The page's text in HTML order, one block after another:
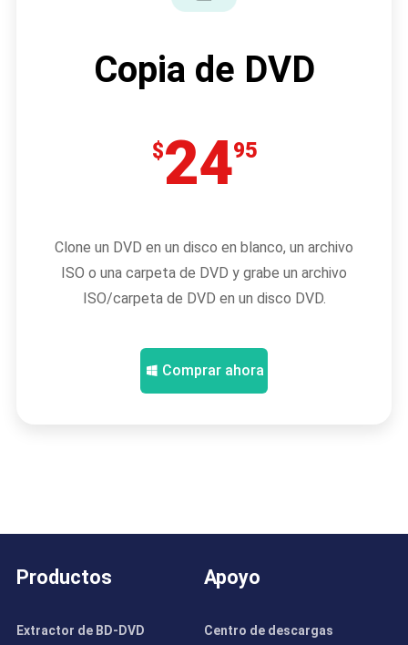
Copia de DVD
$2495
Clone un DVD en un disco en blanco, un archivo
ISO o una carpeta de DVD y grabe un archivo
ISO/carpeta de DVD en un disco DVD.
Comprar ahora
Productos
Extractor de BD-DVD
Apoyo
Centro de descargas